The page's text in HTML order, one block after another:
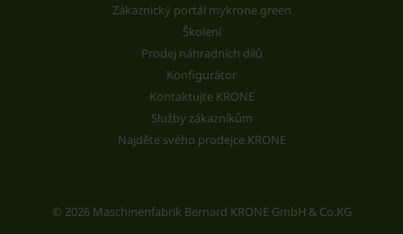
Zákaznický portál mykrone.green
Školení
Prodej náhradních dílů
Konfigurátor
Kontaktujte KRONE
Služby zákazníkům
Najděte svého prodejce KRONE
© 2026 Maschinenfabrik Bernard KRONE GmbH & Co.KG